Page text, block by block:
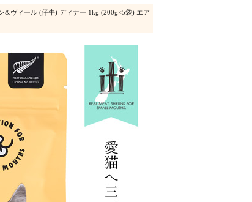
&ヴィール (仔牛) ディナー 1kg (200g×5袋) エア